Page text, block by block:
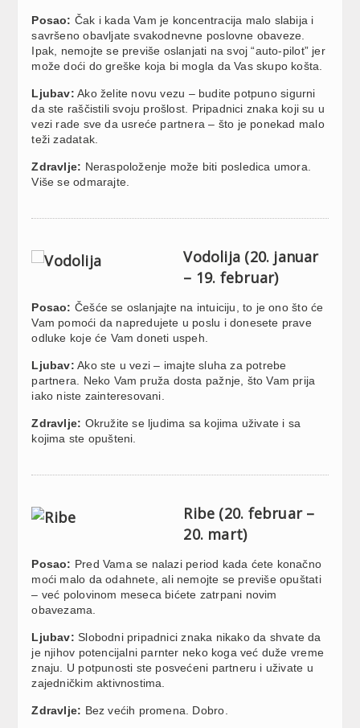
Posao: Čak i kada Vam je koncentracija malo slabija i
savršeno obavljate svakodnevne poslovne obaveze.
Ipak, nemojte se previše oslanjati na svoj “auto-pilot” jer
može doći do greške koja bi mogla da Vas skupo košta.
Ljubav: Ako želite novu vezu – budite potpuno sigurni
da ste raščistili svoju prošlost. Pripadnici znaka koji su u
vezi rade sve da usreće partnera – što je ponekad malo
teži zadatak.
Zdravlje: Neraspoloženje može biti posledica umora.
Više se odmarajte.
Vodolija (20. januar
– 19. februar)
Posao: Češće se oslanjajte na intuiciju, to je ono što će
Vam pomoći da napredujete u poslu i donesete prave
odluke koje će Vam doneti uspeh.
Ljubav: Ako ste u vezi – imajte sluha za potrebe
partnera. Neko Vam pruža dosta pažnje, što Vam prija
iako niste zainteresovani.
Zdravlje: Okružite se ljudima sa kojima uživate i sa
kojima ste opušteni.
Ribe (20. februar –
20. mart)
Posao: Pred Vama se nalazi period kada ćete konačno
moći malo da odahnete, ali nemojte se previše opuštati
– već polovinom meseca bićete zatrpani novim
obavezama.
Ljubav: Slobodni pripadnici znaka nikako da shvate da
je njihov potencijalni parnter neko koga već duže vreme
znaju. U potpunosti ste posvećeni partneru i uživate u
zajedničkim aktivnostima.
Zdravlje: Bez većih promena. Dobro.